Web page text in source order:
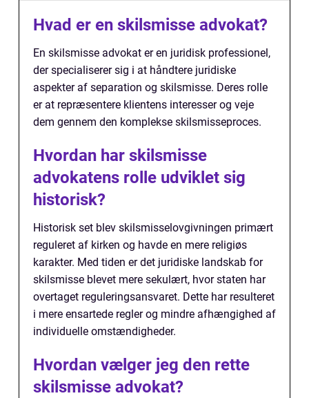
Hvad er en skilsmisse advokat?
En skilsmisse advokat er en juridisk professionel,
der specialiserer sig i at håndtere juridiske
aspekter af separation og skilsmisse. Deres rolle
er at repræsentere klientens interesser og veje
dem gennem den komplekse skilsmisseproces.
Hvordan har skilsmisse
advokatens rolle udviklet sig
historisk?
Historisk set blev skilsmisselovgivningen primært
reguleret af kirken og havde en mere religiøs
karakter. Med tiden er det juridiske landskab for
skilsmisse blevet mere sekulært, hvor staten har
overtaget reguleringsansvaret. Dette har resulteret
i mere ensartede regler og mindre afhængighed af
individuelle omstændigheder.
Hvordan vælger jeg den rette
skilsmisse advokat?